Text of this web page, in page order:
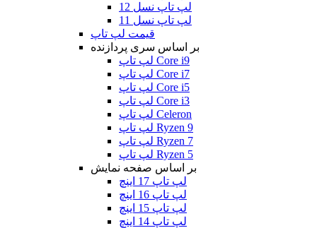
لپ تاپ نسل 12
لپ تاپ نسل 11
قیمت لپ تاپ
بر اساس سری پردازنده
لپ تاپ Core i9
لپ تاپ Core i7
لپ تاپ Core i5
لپ تاپ Core i3
لپ تاپ Celeron
لپ تاپ Ryzen 9
لپ تاپ Ryzen 7
لپ تاپ Ryzen 5
بر اساس صفحه نمایش
لپ تاپ 17 اینچ
لپ تاپ 16 اینچ
لپ تاپ 15 اینچ
لپ تاپ 14 اینچ